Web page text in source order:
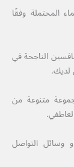
المحتملة وفقًا
الناجحة في
لديك.
متنوعة من
وسائل التواصل